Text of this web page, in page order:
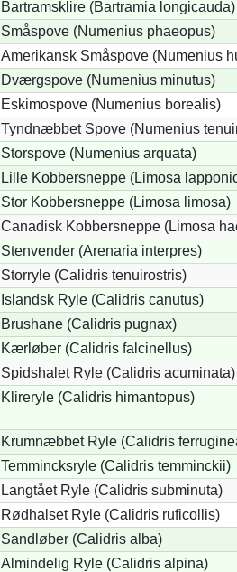
Bartramsklire (Bartramia longicauda)
Småspove (Numenius phaeopus)
Amerikansk Småspove (Numenius
Dværgspove (Numenius minutus)
Eskimospove (Numenius borealis)
Tyndnæbbet Spove (Numenius
Storspove (Numenius arquata)
Lille Kobbersneppe (Limosa
Stor Kobbersneppe (Limosa limosa)
Canadisk Kobbersneppe (Limosa
Stenvender (Arenaria interpres)
Storryle (Calidris tenuirostris)
Islandsk Ryle (Calidris canutus)
Brushane (Calidris pugnax)
Kærløber (Calidris falcinellus)
Spidshalet Ryle (Calidris acuminata)
Klireryle (Calidris himantopus)
Krumnæbbet Ryle (Calidris
Temmincksryle (Calidris temminckii)
Langtået Ryle (Calidris subminuta)
Rødhalset Ryle (Calidris ruficollis)
Sandløber (Calidris alba)
Almindelig Ryle (Calidris alpina)